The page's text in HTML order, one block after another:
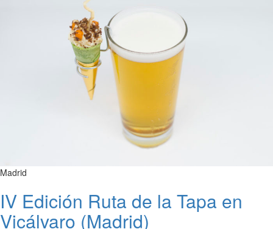
Madrid
IV Edición Ruta de la Tapa en
Vicálvaro (Madrid)